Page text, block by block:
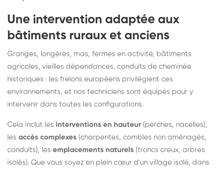
Une intervention adaptée aux
bâtiments ruraux et anciens
Granges, longères, mas, fermes en activité, bâtiments
agricoles, vieilles dépendances, conduits de cheminée
historiques : les frelons européens privilégient ces
environnements, et nos techniciens sont équipés pour y
intervenir dans toutes les configurations.
Cela inclut les interventions en hauteur (perches, nacelles),
les accès complexes (charpentes, combles non aménagés,
conduits), les emplacements naturels (troncs creux, arbres
isolés). Que vous soyez en plein cœur d'un village isolé, dans